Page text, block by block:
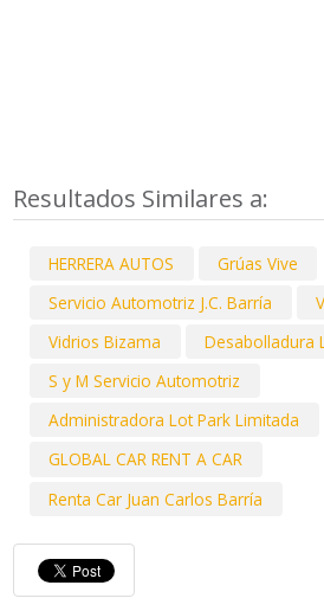
Resultados Similares a:
HERRERA AUTOS
Grúas Vive
Servicio Automotriz J.C. Barría
Vidrios Bizama
Desabolladura
S y M Servicio Automotriz
Administradora Lot Park Limitada
GLOBAL CAR RENT A CAR
Renta Car Juan Carlos Barría